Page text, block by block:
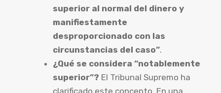
superior al normal del dinero y
manifiestamente
desproporcionado con las
circunstancias del caso”.
¿Qué se considera “notablemente
superior”? El Tribunal Supremo ha
clarificado este concepto. En una